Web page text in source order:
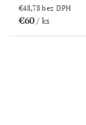
€48,78 bez DPH
€60/ ks